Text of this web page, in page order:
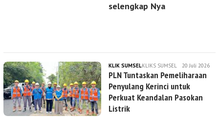
selengkap Nya
KLIK SUMSELKLIKS SUMSEL 20 Juli 2026
PLN Tuntaskan Pemeliharaan
Penyulang Kerinci untuk
Perkuat Keandalan Pasokan
Listrik